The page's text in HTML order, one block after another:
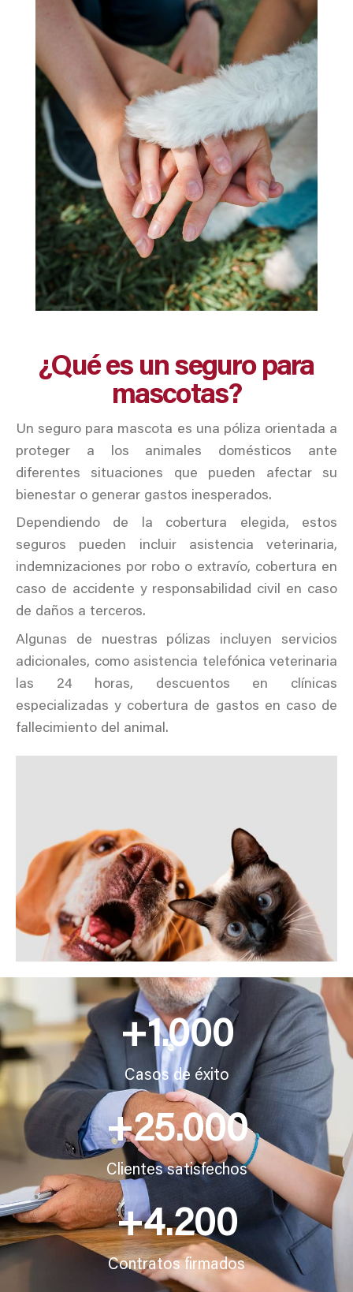
¿Qué es un seguro para
mascotas?
Un seguro para mascota es una póliza orientada a
proteger a los animales domésticos ante
diferentes situaciones que pueden afectar su
bienestar o generar gastos inesperados.
Dependiendo de la cobertura elegida, estos
seguros pueden incluir asistencia veterinaria,
indemnizaciones por robo o extravío, cobertura en
caso de accidente y responsabilidad civil en caso
de daños a terceros.
Algunas de nuestras pólizas incluyen servicios
adicionales, como asistencia telefónica veterinaria
las 24 horas, descuentos en clínicas
especializadas y cobertura de gastos en caso de
fallecimiento del animal.
Casos de éxito
+1.000
Clientes satisfechos
+25.000
Contratos firmados
+4.200